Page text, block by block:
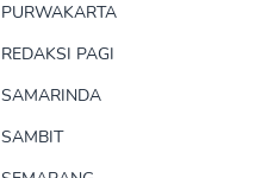
PURWAKARTA
REDAKSI PAGI
SAMARINDA
SAMBIT